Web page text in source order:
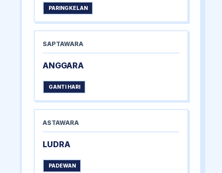
PARINGKELAN
SAPTAWARA
ANGGARA
GANTI HARI
ASTAWARA
LUDRA
PADEWAN